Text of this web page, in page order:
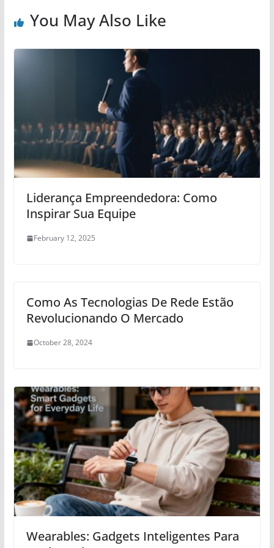
You May Also Like
Liderança Empreendedora: Como
Inspirar Sua Equipe
February 12, 2025
Como As Tecnologias De Rede Estão
Revolucionando O Mercado
October 28, 2024
Wearables: Gadgets Inteligentes Para